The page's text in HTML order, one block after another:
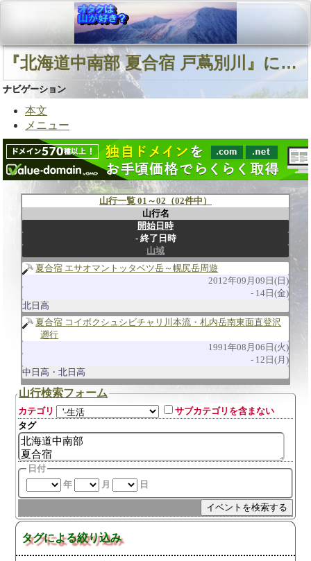
『北海道中南部 夏合宿 戸蔦別川』に関連する山行
ナビゲーション
本文
メニュー
山行一覧 01～02（02件中）
山行名
開始日時
終了日時
山域
夏合宿 エサオマントッタベツ岳～幌尻岳周遊
2012年09月09日(日)
14日(金)
北日高
夏合宿 コイボクシュシビチャリ川本流・札内岳南東面直登沢
遡行
1991年08月06日(火)
12日(月)
中日高・北日高
山行検索フォーム
カテゴリ
サブカテゴリを含まない
タグ
日付
年
月 日
タグによる絞り込み